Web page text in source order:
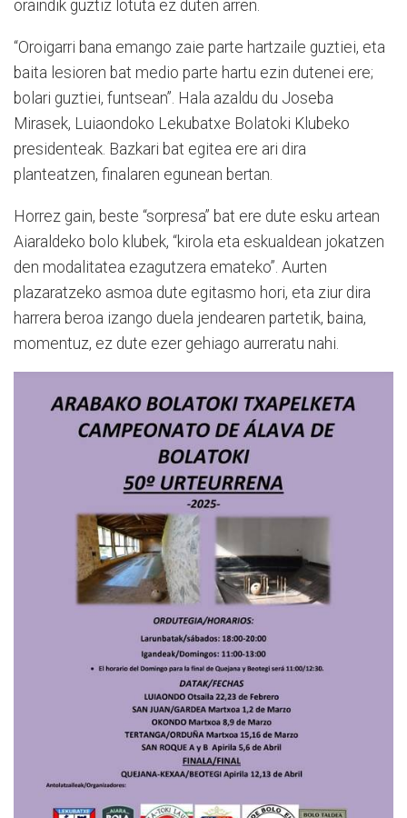
oraindik guztiz lotuta ez duten arren.
“Oroigarri bana emango zaie parte hartzaile guztiei, eta
baita lesioren bat medio parte hartu ezin dutenei ere;
bolari guztiei, funtsean”. Hala azaldu du Joseba
Mirasek, Luiaondoko Lekubatxe Bolatoki Klubeko
presidenteak. Bazkari bat egitea ere ari dira
planteatzen, finalaren egunean bertan.
Horrez gain, beste “sorpresa” bat ere dute esku artean
Aiaraldeko bolo klubek, “kirola eta eskualdean jokatzen
den modalitatea ezagutzera emateko”. Aurten
plazaratzeko asmoa dute egitasmo hori, eta ziur dira
harrera beroa izango duela jendearen partetik, baina,
momentuz, ez dute ezer gehiago aurreratu nahi.